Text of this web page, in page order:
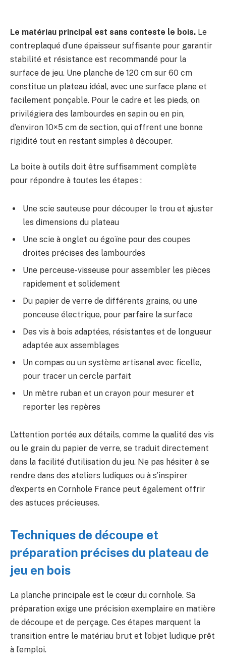
Le matériau principal est sans conteste le bois. Le
contreplaqué d’une épaisseur suffisante pour garantir
stabilité et résistance est recommandé pour la
surface de jeu. Une planche de 120 cm sur 60 cm
constitue un plateau idéal, avec une surface plane et
facilement ponçable. Pour le cadre et les pieds, on
privilégiera des lambourdes en sapin ou en pin,
d’environ 10×5 cm de section, qui offrent une bonne
rigidité tout en restant simples à découper.
La boite à outils doit être suffisamment complète
pour répondre à toutes les étapes :
Une scie sauteuse pour découper le trou et ajuster
les dimensions du plateau
Une scie à onglet ou égoïne pour des coupes
droites précises des lambourdes
Une perceuse-visseuse pour assembler les pièces
rapidement et solidement
Du papier de verre de différents grains, ou une
ponceuse électrique, pour parfaire la surface
Des vis à bois adaptées, résistantes et de longueur
adaptée aux assemblages
Un compas ou un système artisanal avec ficelle,
pour tracer un cercle parfait
Un mètre ruban et un crayon pour mesurer et
reporter les repères
L’attention portée aux détails, comme la qualité des vis
ou le grain du papier de verre, se traduit directement
dans la facilité d’utilisation du jeu. Ne pas hésiter à se
rendre dans des ateliers ludiques ou à s’inspirer
d’experts en Cornhole France peut également offrir
des astuces précieuses.
Techniques de découpe et
préparation précises du plateau de
jeu en bois
La planche principale est le cœur du cornhole. Sa
préparation exige une précision exemplaire en matière
de découpe et de perçage. Ces étapes marquent la
transition entre le matériau brut et l’objet ludique prêt
à l’emploi.